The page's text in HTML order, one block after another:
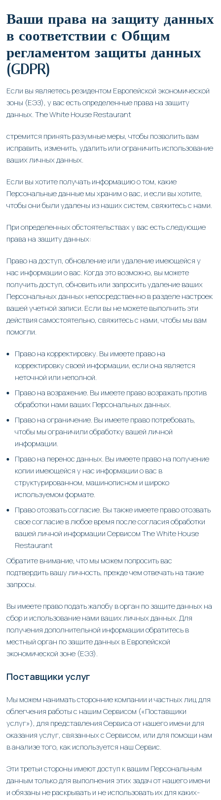
Ваши права на защиту данных
в соответствии с Общим
регламентом защиты данных
(GDPR)
Если вы являетесь резидентом Европейской экономической
зоны (ЕЭЗ), у вас есть определенные права на защиту
данных. The White House Restaurant
стремится принять разумные меры, чтобы позволить вам
исправить, изменить, удалить или ограничить использование
ваших личных данных.
Если вы хотите получать информацию о том, какие
Персональные данные мы храним о вас, и если вы хотите,
чтобы они были удалены из наших систем, свяжитесь с нами.
При определенных обстоятельствах у вас есть следующие
права на защиту данных:
Право на доступ, обновление или удаление имеющейся у
нас информации о вас. Когда это возможно, вы можете
получить доступ, обновить или запросить удаление ваших
Персональных данных непосредственно в разделе настроек
вашей учетной записи. Если вы не можете выполнить эти
действия самостоятельно, свяжитесь с нами, чтобы мы вам
помогли.
Право на корректировку. Вы имеете право на
корректировку своей информации, если она является
неточной или неполной.
Право на возражение. Вы имеете право возражать против
обработки нами ваших Персональных данных.
Право на ограничение. Вы имеете право потребовать,
чтобы мы ограничили обработку вашей личной
информации.
Право на перенос данных. Вы имеете право на получение
копии имеющейся у нас информации о вас в
структурированном, машинописном и широко
используемом формате.
Право отозвать согласие. Вы также имеете право отозвать
свое согласие в любое время после согласия обработки
вашей личной информации Сервисом The White House
Restaurant
Обратите внимание, что мы можем попросить вас
подтвердить вашу личность, прежде чем отвечать на такие
запросы.
Вы имеете право подать жалобу в орган по защите данных на
сбор и использование нами ваших личных данных. Для
получения дополнительной информации обратитесь в
местный орган по защите данных в Европейской
экономической зоне (ЕЭЗ).
Поставщики услуг
Мы можем нанимать сторонние компании и частных лиц для
облегчения работы с нашим Сервисом («Поставщики
услуг»), для представления Сервиса от нашего имени для
оказания услуг, связанных с Сервисом, или для помощи нам
в анализе того, как используется наш Сервис.
Эти третьи стороны имеют доступ к вашим Персональным
данным только для выполнения этих задач от нашего имени
и обязаны не раскрывать и не использовать их для каких-